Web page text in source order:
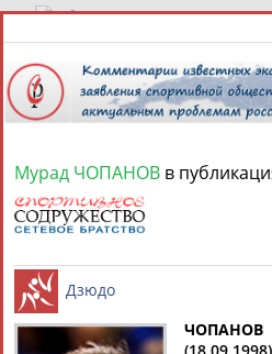
7
Найдено: 13181
Мурад ЧОПАНОВ в